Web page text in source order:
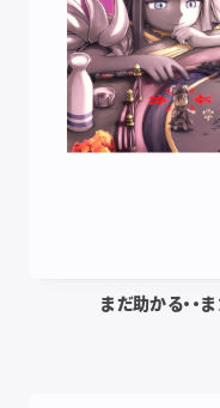
まだ助かる・・ま